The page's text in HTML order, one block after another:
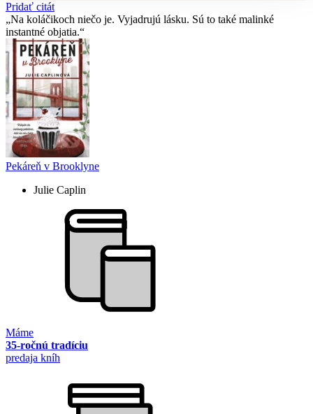
Pridať citát
Na koláčikoch niečo je. Vyjadrujú lásku. Sú to také malinké
instantné objatia.
Pekáreň v Brooklyne
Julie Caplin
Máme
35-ročnú tradíciu
predaja kníh